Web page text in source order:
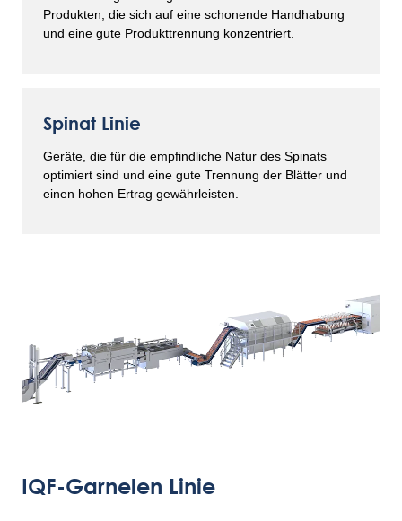
Produkten, die sich auf eine schonende Handhabung
und eine gute Produkttrennung konzentriert.
Spinat Linie
Geräte, die für die empfindliche Natur des Spinats
optimiert sind und eine gute Trennung der Blätter und
einen hohen Ertrag gewährleisten.
IQF-Garnelen Linie